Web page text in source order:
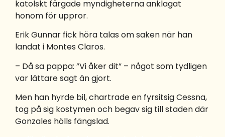
katolskt färgade myndigheterna anklagat
honom för uppror.
Erik Gunnar fick höra talas om saken när han
landat i Montes Claros.
– Då sa pappa: ”Vi åker dit” – något som tydligen
var lättare sagt än gjort.
Men han hyrde bil, chartrade en fyrsitsig Cessna,
tog på sig kostymen och begav sig till staden där
Gonzales hölls fängslad.